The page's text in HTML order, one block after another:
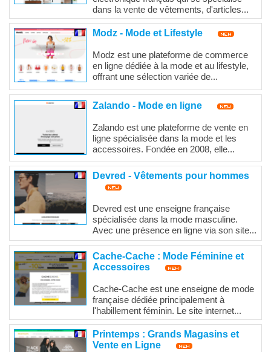
dans la vente de vêtements, d'articles...
Modz - Mode et Lifestyle
Modz est une plateforme de commerce
en ligne dédiée à la mode et au lifestyle,
offrant une sélection variée de...
Zalando - Mode en ligne
Zalando est une plateforme de vente en
ligne spécialisée dans la mode et les
accessoires. Fondée en 2008, elle...
Devred - Vêtements pour hommes
Devred est une enseigne française
spécialisée dans la mode masculine.
Avec une présence en ligne via son site...
Cache-Cache : Mode Féminine et
Accessoires
Cache-Cache est une enseigne de mode
française dédiée principalement à
l'habillement féminin. Le site internet...
Printemps : Grands Magasins et
Vente en Ligne